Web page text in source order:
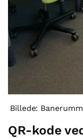
Billede:
QR-kode